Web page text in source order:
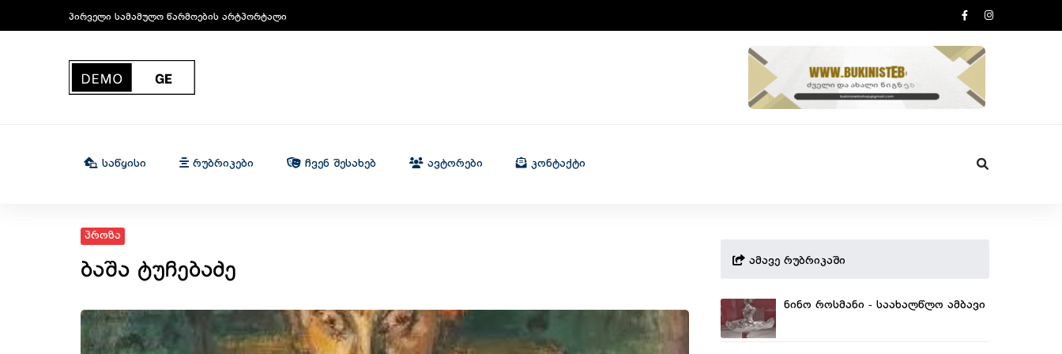
პირველი სამამულო წარმოების არტპორტალი
Საწყისი Რუბრიკები Ჩვენ Შესახებ Ავტორები Კონტაქტი
პროზა
ბაშა ტუჩებაძე ამავე რუბრიკაში
ნინო როსმანი - საახალწლო ამბავი